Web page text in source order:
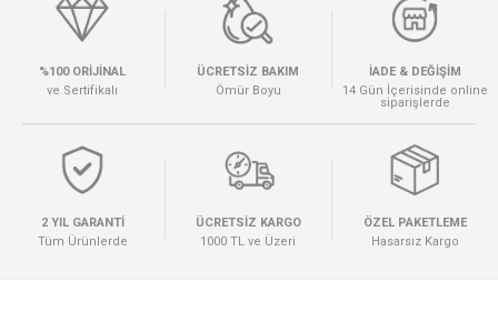
%100 ORİJİNAL
ve Sertifikalı
ÜCRETSİZ BAKIM
Ömür Boyu
İADE & DEĞİŞİM
14 Gün İçerisinde online
siparişlerde
2 YIL GARANTİ
Tüm Ürünlerde
ÜCRETSİZ KARGO
1000 TL ve Üzeri
ÖZEL PAKETLEME
Hasarsız Kargo